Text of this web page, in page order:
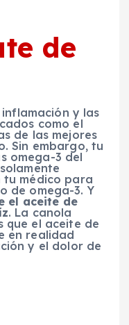
de
y las
como el
de las mejores
Sin embargo, tu
omega-3 del
tu médico para
de omega-3. Y
el aceite de
. La canola
que el aceite de
en realidad
y el dolor de